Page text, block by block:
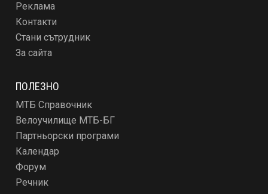
Реклама
Контакти
Стани сътрудник
За сайта
ПОЛЕЗНО
МТБ Справочник
Велоучилище МТБ-БГ
Партньорски програми
Календар
Форум
Речник